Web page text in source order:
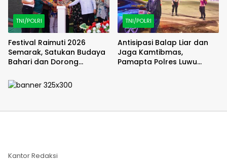
TNI/POLRI
Festival Raimuti 2026
Semarak, Satukan Budaya
Bahari dan Dorong
TNI/POLRI
Antisipasi Balap Liar dan
Jaga Kamtibmas,
Pamapta Polres Luwu
Kantor Redaksi